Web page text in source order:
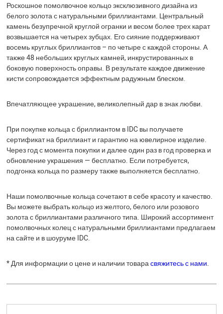
Роскошное помолвочное кольцо эксклюзивного дизайна из
белого золота с натуральными бриллиантами. Центральный
камень безупречной круглой огранки и весом более трех карат
возвышается на четырех зубцах. Его сияние поддерживают
восемь круглых бриллиантов – по четыре с каждой стороны. А
также 48 небольших круглых камней, инкрустированных в
боковую поверхность оправы. В результате каждое движение
кисти сопровождается эффектным радужным блеском.
Впечатляющее украшение, великолепный дар в знак любви.
При покупке кольца с бриллиантом в IDC вы получаете
сертификат на бриллиант и гарантию на ювелирное изделие.
Через год с момента покупки и далее один раз в год проверка и
обновление украшения — бесплатно. Если потребуется,
подгонка кольца по размеру также выполняется бесплатно.
Наши помолвочные кольца сочетают в себе красоту и качество.
Вы можете выбрать кольцо из желтого, белого или розового
золота с бриллиантами различного типа. Широкий ассортимент
помолвочных колец с натуральными бриллиантами предлагаем
на сайте и в шоуруме IDC.
* Для информации о цене и наличии товарасвяжитесь с нами.